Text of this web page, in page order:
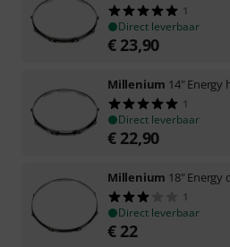
1
Direct leverbaar
€ 23,90
Millenium 14" Energy
1
Direct leverbaar
€ 22,90
Millenium 18" Energy
1
Direct leverbaar
€ 22